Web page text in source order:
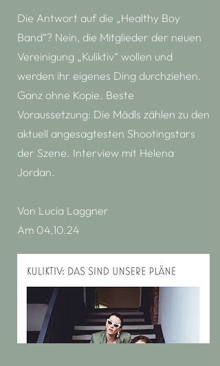
Die Antwort auf die „Healthy Boy
Band“? Nein, die Mitglieder der neuen
Vereinigung „Kuliktiv“ wollen und
werden ihr eigenes Ding durchziehen.
Ganz ohne Kopie. Beste
Voraussetzung: Die Mädls zählen zu den
aktuell angesagtesten Shootingstars
der Szene. Interview mit Helena
Jordan.
Von Lucia Laggner
Am 04.10.24